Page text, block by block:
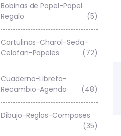
Bobinas de Papel-Papel
Regalo
(5)
Cartulinas-Charol-Seda-
Celofan-Papeles
(72)
Cuaderno-Libreta-
Recambio-Agenda
(48)
Dibujo-Reglas-Compases
(35)